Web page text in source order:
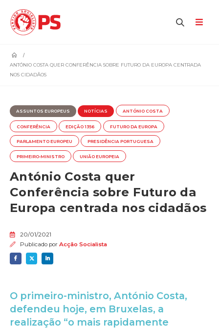
ANTÓNIO COSTA QUER CONFERÊNCIA SOBRE FUTURO DA EUROPA CENTRADA
NOS CIDADÃOS
ASSUNTOS EUROPEUS NOTÍCIAS ANTÓNIO COSTA
CONFERÊNCIA EDIÇÃO 1356 FUTURO DA EUROPA
PARLAMENTO EUROPEU PRESIDÊNCIA PORTUGUESA
PRIMEIRO-MINISTRO UNIÃO EUROPEIA
António Costa quer
Conferência sobre Futuro da
Europa centrada nos cidadãos
20/01/2021
Publicado por Acção Socialista
O primeiro-ministro, António Costa,
defendeu hoje, em Bruxelas, a
realização “o mais rapidamente